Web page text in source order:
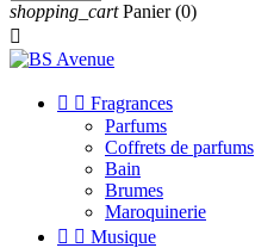
shopping_cart Panier (0)

  Fragrances
Parfums
Coffrets de parfums
Bain
Brumes
Maroquinerie
  Musique